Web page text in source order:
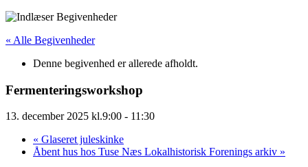
« Alle Begivenheder
Denne begivenhed er allerede afholdt.
Fermenteringsworkshop
13. december 2025 kl.9:00 - 11:30
« Glaseret juleskinke
Åbent hus hos Tuse Næs Lokalhistorisk Forenings arkiv »